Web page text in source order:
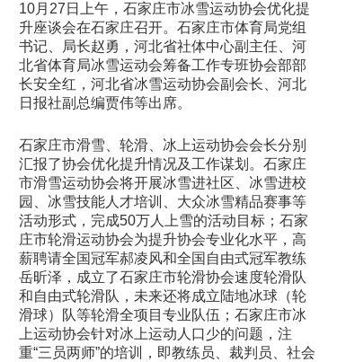
10月27日上午，石家庄市冰雪运动协会优化提
升座谈会在石家庄召开。石家庄市体育局党组
书记、局长赵勇，河北省社体中心副主任、河
北省体育局冰雪运动会筹备工作专班协会部部
长安全红，河北省冰雪运动协会副会长、河北
日报社副总编贾伟等出席。
石家庄市滑雪、轮滑、冰上运动协会会长分别
汇报了协会优化提升情况及工作谋划。石家庄
市滑雪运动协会将开展冰雪进社区、冰雪进校
园、冰雪技能人才培训、大众冰雪精品赛事等
活动形式，完成50万人上雪的活动目标；石家
庄市轮滑运动协会为提升协会专业化水平，高
薪聘请全国冠军郝凌风和全国自由式冠军教练
岳昕泽，成立了石家庄市轮滑协会速度轮滑队
和自由式轮滑队，未来还将成立陆地冰球（轮
滑球）队等轮滑全项目专业队伍；石家庄市冰
上运动协会针对冰上运动人口少的问题，注
重“三员两师”的培训，即教练员、裁判员、社会